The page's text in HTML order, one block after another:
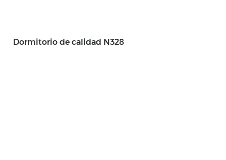
Dormitorio de calidad N328